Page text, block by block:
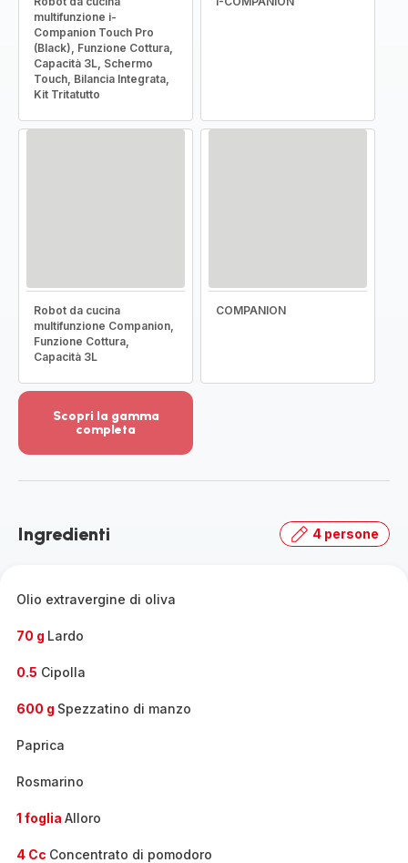
multifunzione i-
Companion Touch Pro
(Black), Funzione Cottura,
Capacità 3L, Schermo
Touch, Bilancia Integrata,
Kit Tritatutto
Robot da cucina
multifunzione Companion,
Funzione Cottura,
Capacità 3L
COMPANION
Scopri la gamma
completa
dettagli
la
Ingredienti 4 persone
Olio extravergine di oliva
70 g Lardo
0.5 Cipolla
600 g Spezzatino di manzo
Paprica
Rosmarino
1 foglia Alloro
4 Cc Concentrato di pomodoro